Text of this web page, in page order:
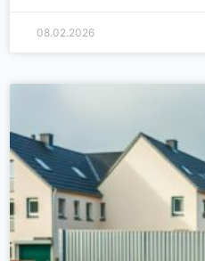
08.02.2026